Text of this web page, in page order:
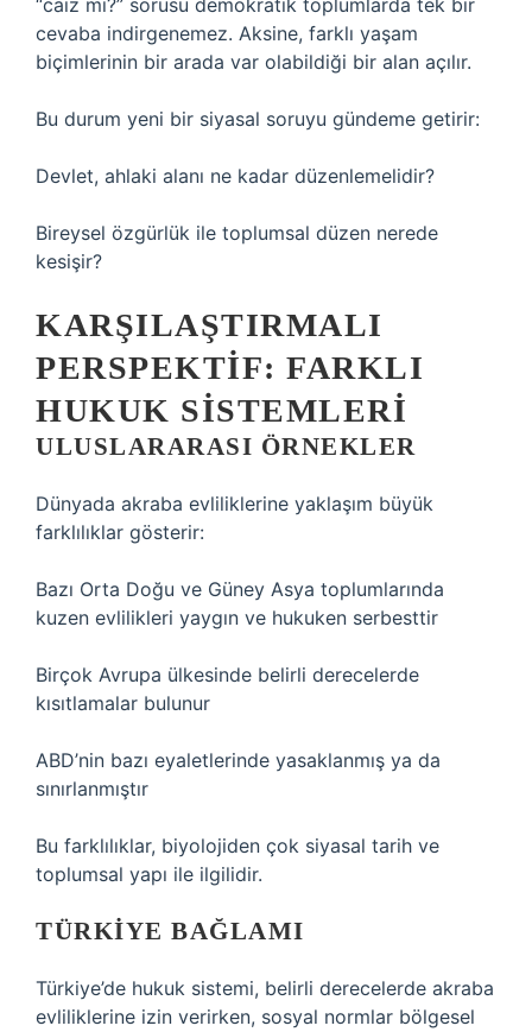
“caiz mi?” sorusu demokratik toplumlarda tek bir
cevaba indirgenemez. Aksine, farklı yaşam
biçimlerinin bir arada var olabildiği bir alan açılır.
Bu durum yeni bir siyasal soruyu gündeme getirir:
Devlet, ahlaki alanı ne kadar düzenlemelidir?
Bireysel özgürlük ile toplumsal düzen nerede
kesişir?
KARŞILAŞTIRMALI
PERSPEKTIF: FARKLI
HUKUK SISTEMLERI
ULUSLARARASI ÖRNEKLER
Dünyada akraba evliliklerine yaklaşım büyük
farklılıklar gösterir:
Bazı Orta Doğu ve Güney Asya toplumlarında
kuzen evlilikleri yaygın ve hukuken serbesttir
Birçok Avrupa ülkesinde belirli derecelerde
kısıtlamalar bulunur
ABD’nin bazı eyaletlerinde yasaklanmış ya da
sınırlanmıştır
Bu farklılıklar, biyolojiden çok siyasal tarih ve
toplumsal yapı ile ilgilidir.
TÜRKIYE BAĞLAMI
Türkiye’de hukuk sistemi, belirli derecelerde akraba
evliliklerine izin verirken, sosyal normlar bölgesel